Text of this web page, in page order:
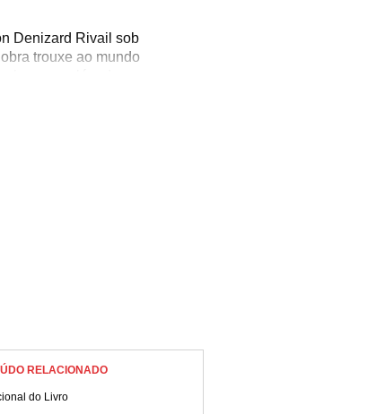
Denizard Rivail sob
trouxe ao mundo
homem, além das
mais sobre essa
Kardec abriu
RELACIONADO
do Livro